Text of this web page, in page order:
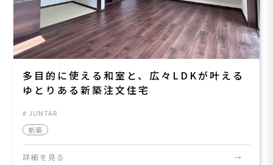
多目的に使える和室と、広々LDKが叶える
ゆとりある新築注文住宅
JUNTAR
新築
詳細を見る